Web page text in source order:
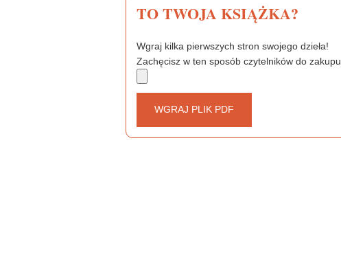
TO TWOJA KSIĄŻKA?
Wgraj kilka pierwszych stron swojego dzieła!
Zachęcisz w ten sposób czytelników do zakupu.
WGRAJ PLIK PDF